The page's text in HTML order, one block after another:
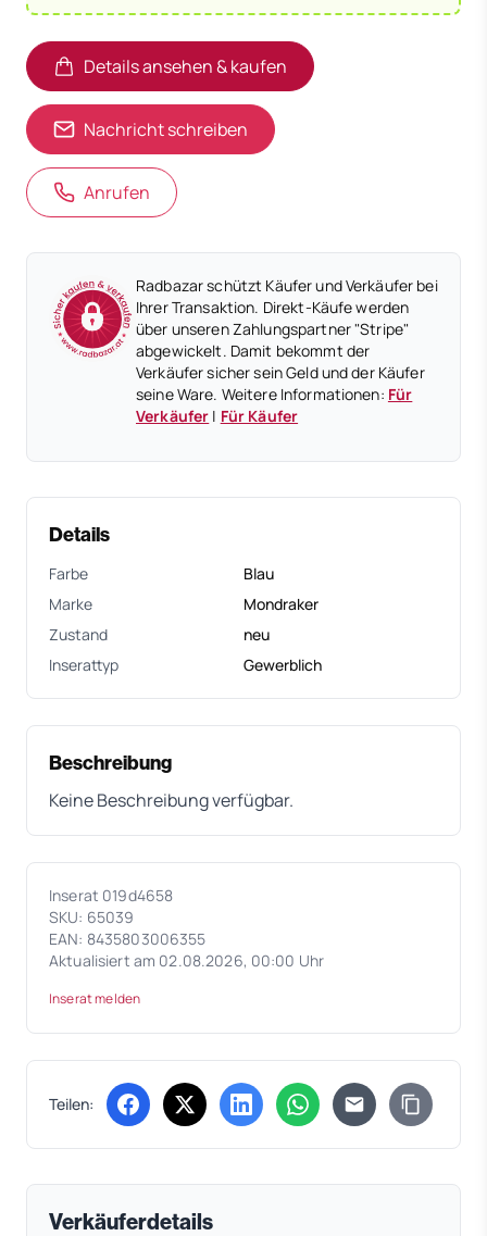
Details ansehen & kaufen
(öffnet in neuem Tab)
(öffnet in neuem Tab)
Nachricht schreiben
Anrufen
Radbazar schützt Käufer und Verkäufer bei
Ihrer Transaktion. Direkt-Käufe werden
über unseren Zahlungspartner "Stripe"
abgewickelt. Damit bekommt der
Verkäufer sicher sein Geld und der Käufer
seine Ware. Weitere Informationen: Für
Verkäufer | Für Käufer
Details
Farbe
Blau
Marke
Mondraker
Zustand
neu
Inserattyp
Gewerblich
Beschreibung
Keine Beschreibung verfügbar.
Inserat 019d4658
SKU: 65039
EAN: 8435803006355
Aktualisiert am 02.08.2026, 00:00 Uhr
Inserat melden
Teilen: (öffnet in neuem Tab)
(öffnet in neuem Tab)
(öffnet in neuem Tab)
(öffnet in neuem Tab)
Verkäuferdetails